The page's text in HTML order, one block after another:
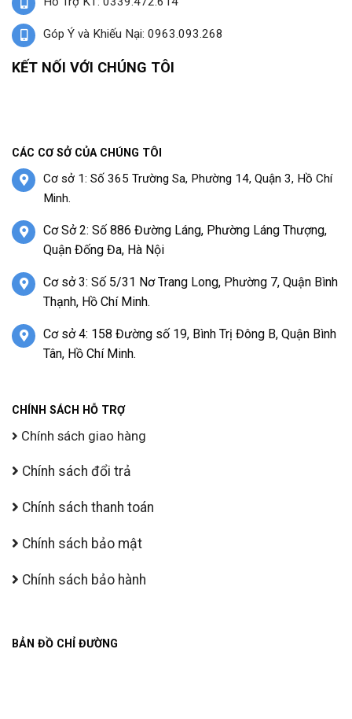
Góp Ý và Khiếu Nại: 0963.093.268
KẾT NỐI VỚI CHÚNG TÔI
CÁC CƠ SỞ CỦA CHÚNG TÔI
Cơ sở 1: Số 365 Trường Sa, Phường 14, Quận 3, Hồ Chí
Minh.
Cơ Sở 2: Số 886 Đường Láng, Phường Láng Thượng,
Quận Đống Đa, Hà Nội
Cơ sở 3: Số 5/31 Nơ Trang Long, Phường 7, Quận Bình
Thạnh, Hồ Chí Minh.
Cơ sở 4: 158 Đường số 19, Bình Trị Đông B, Quận Bình
Tân, Hồ Chí Minh.
CHÍNH SÁCH HỖ TRỢ
Chính sách giao hàng
Chính sách đổi trả
Chính sách thanh toán
Chính sách bảo mật
Chính sách bảo hành
BẢN ĐỒ CHỈ ĐƯỜNG